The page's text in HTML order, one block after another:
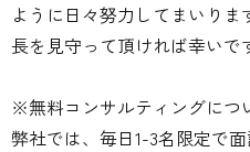
ように日々努力してまいり
長を見守って頂ければ幸いで
※無料コンサルティングに
弊社では、毎日1-3名限定で面